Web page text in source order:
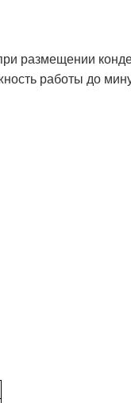
размещении
работы до